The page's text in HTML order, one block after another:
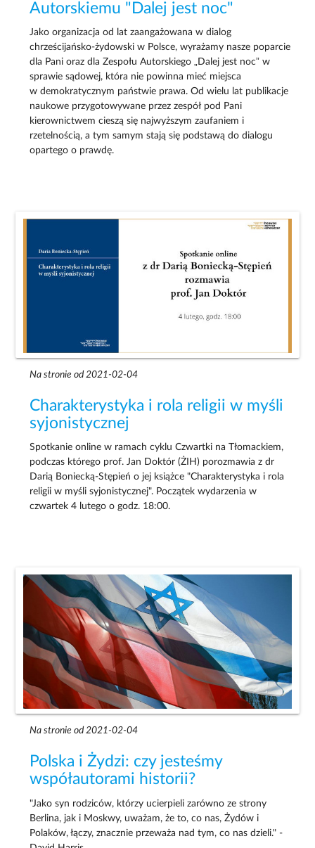
Autorskiemu "Dalej jest noc"
Jako organizacja od lat zaangażowana w dialog
chrześcijańsko-żydowski w Polsce, wyrażamy nasze poparcie
dla Pani oraz dla Zespołu Autorskiego „Dalej jest noc” w
sprawie sądowej, która nie powinna mieć miejsca
w demokratycznym państwie prawa. Od wielu lat publikacje
naukowe przygotowywane przez zespół pod Pani
kierownictwem cieszą się najwyższym zaufaniem i
rzetelnością, a tym samym stają się podstawą do dialogu
opartego o prawdę.
Na stronie od 2021-02-04
Charakterystyka i rola religii w myśli
syjonistycznej
Spotkanie online w ramach cyklu Czwartki na Tłomackiem,
podczas którego prof. Jan Doktór (ŻIH) porozmawia z dr
Darią Boniecką-Stępień o jej książce "Charakterystyka i rola
religii w myśli syjonistycznej". Początek wydarzenia w
czwartek 4 lutego o godz. 18:00.
Na stronie od 2021-02-04
Polska i Żydzi: czy jesteśmy
współautorami historii?
"Jako syn rodziców, którzy ucierpieli zarówno ze strony
Berlina, jak i Moskwy, uważam, że to, co nas, Żydów i
Polaków, łączy, znacznie przeważa nad tym, co nas dzieli." -